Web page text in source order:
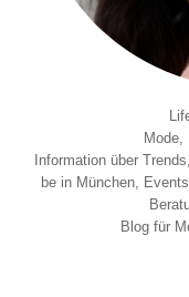
Information über
be in München,
Blog für